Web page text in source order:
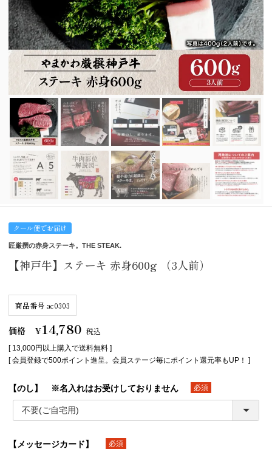
クール便でお届け
匠厳撰の赤身ステーキ。THE STEAK.
【神戸牛】ステーキ 赤身600g （3人前）
商品番号 ac0303
価格 ¥14,780 税込
[ 13,000円以上購入で送料無料 ]
[ 会員登録で500ポイント進呈。会員ステージ毎にポイント還元率もUP！ ]
【のし】 ※名入れはお受けしておりません
(必須)
【メッセージカード】